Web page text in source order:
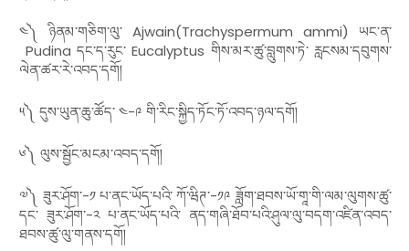
༤༽ ཉིནམ་གཅིག་ལུ་Ajwain(Trachyspermum ammi) ཡང་ན་
Pudina དང་ད་རུང་Eucalyptus གིས་མར་ཚུ་བླུགས་ཏེ་ རླངསམ་དབུགས་
ལེན་ཚར་རེ་འབད་དགོ།
༥༽ དུས་ཡུན་ཆུ་ཚོད་ ༤-༩ གི་རིང་སྐྱིད་ཏོང་ཏོ་འབད་ཉལ་དགོ།
༦༽ ལུས་སྦྱོང་མངམ་འབད་དགོ།
༧༽ ཟུར་ཤོག་-༡ པ་ནང་ཡོད་པའི་ ཀོ་ཝིཊ་-༡༩ ཟློག་ཐབས་ཡོ་གཱ་གི་ལམ་ལུགས་ཚུ་
དང་ ཟུར་ཤོག་-༢ པ་ནང་ཡོད་པའི་ ནད་གཞི་ཐོབ་པའི་ཤུལ་ལུ་བདག་འཛིན་འབད་
ཐབས་ཚུ་ལུ་གནས་དགོ།